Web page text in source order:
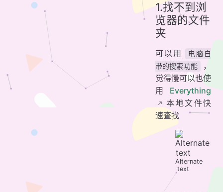
1.找不到浏
览器的文件
夹
可以用
电脑自
带的搜索功能
，
觉得慢可以也使
用 Everything
本地文件快
速查找
Alternate
text